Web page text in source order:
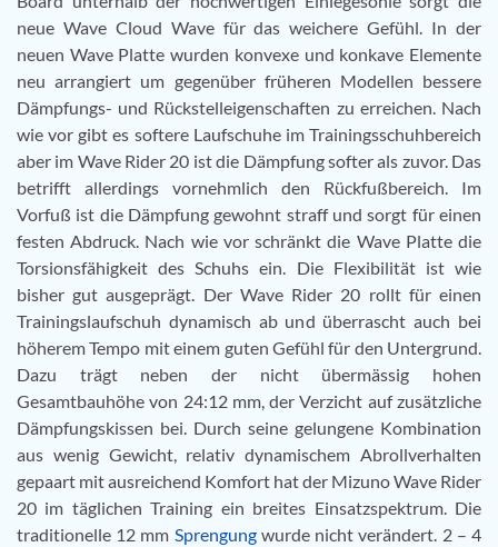
neue Wave Cloud Wave für das weichere Gefühl. In der
neuen Wave Platte wurden konvexe und konkave Elemente
neu arrangiert um gegenüber früheren Modellen bessere
Dämpfungs- und Rückstelleigenschaften zu erreichen. Nach
wie vor gibt es softere Laufschuhe im Trainingsschuhbereich
aber im Wave Rider 20 ist die Dämpfung softer als zuvor. Das
betrifft allerdings vornehmlich den Rückfußbereich. Im
Vorfuß ist die Dämpfung gewohnt straff und sorgt für einen
festen Abdruck. Nach wie vor schränkt die Wave Platte die
Torsionsfähigkeit des Schuhs ein. Die Flexibilität ist wie
bisher gut ausgeprägt. Der Wave Rider 20 rollt für einen
Trainingslaufschuh dynamisch ab und überrascht auch bei
höherem Tempo mit einem guten Gefühl für den Untergrund.
Dazu trägt neben der nicht übermässig hohen
Gesamtbauhöhe von 24:12 mm, der Verzicht auf zusätzliche
Dämpfungskissen bei. Durch seine gelungene Kombination
aus wenig Gewicht, relativ dynamischem Abrollverhalten
gepaart mit ausreichend Komfort hat der Mizuno Wave Rider
20 im täglichen Training ein breites Einsatzspektrum. Die
traditionelle 12 mm Sprengung wurde nicht verändert. 2 – 4